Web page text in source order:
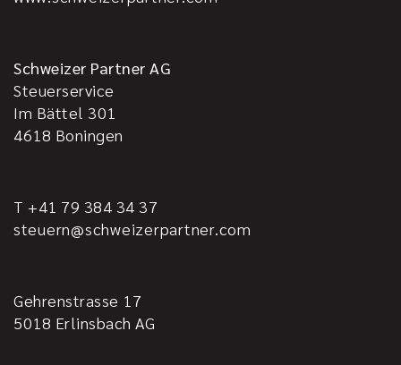
Schweizer Partner AG
Steuerservice
Im Bättel 301
4618 Boningen
T +41 79 384 34 37
steuern@schweizerpartner.com
Gehrenstrasse 17
5018 Erlinsbach AG